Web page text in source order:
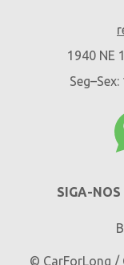
1940 NE
SIGA-NOS
© CarForLong /